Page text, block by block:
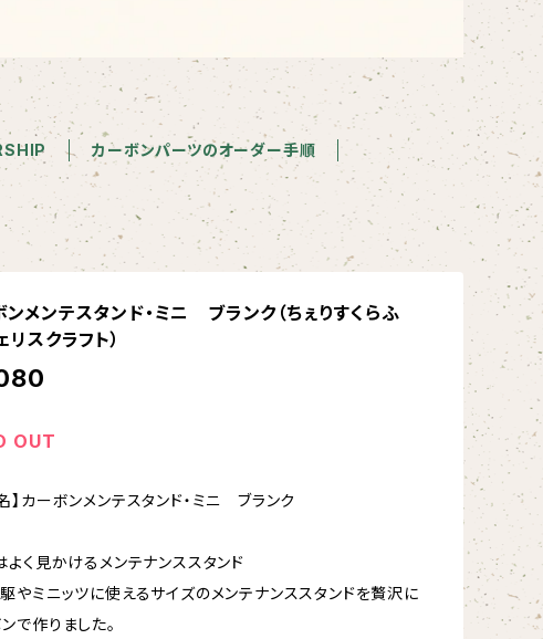
カーボンパーツのオーダー手順
ンメンテスタンド・ミニ ブランク（ちぇりすくらふ
リスクラフト）
OUT
】カーボンメンテスタンド・ミニ ブランク
よく見かけるメンテナンススタンド
やミニッツに使えるサイズのメンテナンススタンドを贅沢に
で作りました。